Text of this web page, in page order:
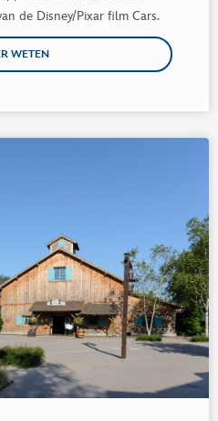
de Disney/Pixar film Cars.
WETEN